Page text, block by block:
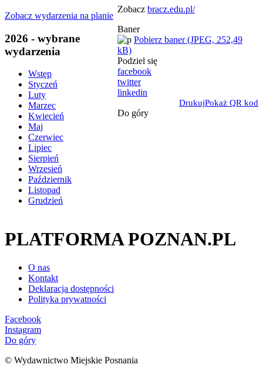
Zobacz wydarzenia na planie
2026 - wybrane
wydarzenia
Wstęp
Styczeń
Luty
Marzec
Kwiecień
Maj
Czerwiec
Lipiec
Sierpień
Wrzesień
Październik
Listopad
Grudzień
Zobacz bracz.edu.pl/
Baner
Pobierz baner (JPEG, 252,49
kB)
Podziel się
facebook
twitter
linkedin
DrukujPokaż QR kod
Do góry
PLATFORMA POZNAN.PL
O nas
Kontakt
Deklaracja dostępności
Polityka prywatności
Facebook
Instagram
Do góry
© Wydawnictwo Miejskie Posnania